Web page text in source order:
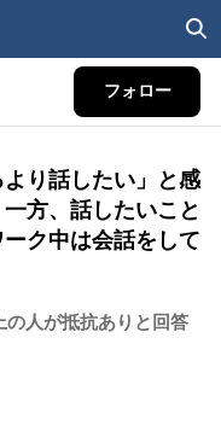
フォロー
り話したい」と感
方、話したいこと
ク中は会話をして
の人が抵抗ありと回答